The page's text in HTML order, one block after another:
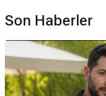
Son Haberler